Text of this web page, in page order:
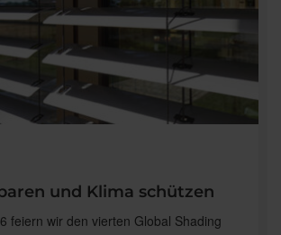
und Klima schützen
feiern wir den vierten Global Shading